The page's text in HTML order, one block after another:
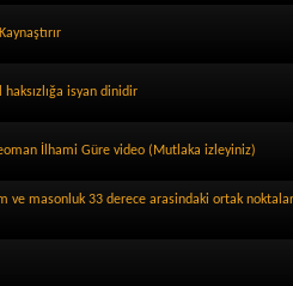
isyan dinidir
İlhami Güre video (Mutlaka izleyiniz)
ve masonluk 33 derece arasindaki ortak